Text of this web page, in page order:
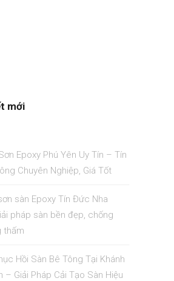
mới
Epoxy Phú Yên Uy Tín – Tín
Chuyên Nghiệp, Giá Tốt
sàn Epoxy Tín Đức Nha
pháp sàn bền đẹp, chống
thấm
Hồi Sàn Bê Tông Tại Khánh
– Giải Pháp Cải Tạo Sàn Hiệu